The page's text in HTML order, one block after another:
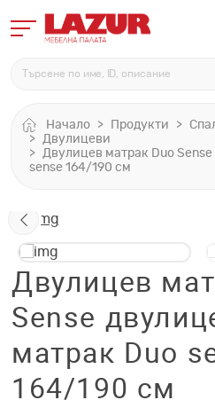
Начало Продукти
Двулицеви
Двулицев матрак Duo
sense 164/190 см
Двулицев
Sense
матрак Duo
164/190 см